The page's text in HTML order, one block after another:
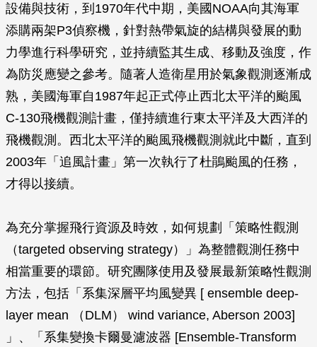
設備與技術，到1970年代中期，美國NOAA向其海軍
添購兩架P3偵察機，針對熱帶氣旋的結構與發展的動
力學進行科學研究，並持續監其生成、移動及強度，作
為防災應變之參考。隨著人造衛星用於氣象觀測逐漸成
熟，美國海軍自1987年起正式停止西北太平洋的颱風
C-130飛機觀測計畫，僅持續進行東太平洋及大西洋的
飛機觀測。西北太平洋的颱風飛機觀測就此中斷，直到
2003年「追風計畫」第一次執行了杜鵑颱風的任務，
才得以接續。
為充分掌握飛行資源及時效，如何規劃「策略性觀測
（targeted observing strategy）」為整體觀測任務中
相當重要的環節。研究團隊使用及發展最新策略性觀測
方法，包括「系集深層平均風變異 [ ensemble deep-
layer mean （DLM） wind variance, Aberson 2003]
」、「系集變換卡爾曼濾波器 [Ensemble-Transform